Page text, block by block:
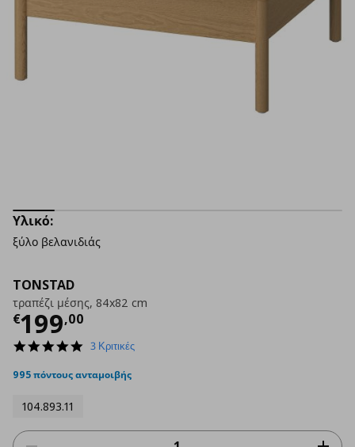
TONSTAD
τραπέζι μέσης, 84x82 cm
€199,00
Τρέχουσα τιμή
5.0
rating
3 Κριτικές
995 πόντους ανταμοιβής
104.893.11
Υλικό:
ξύλο βελανιδιάς